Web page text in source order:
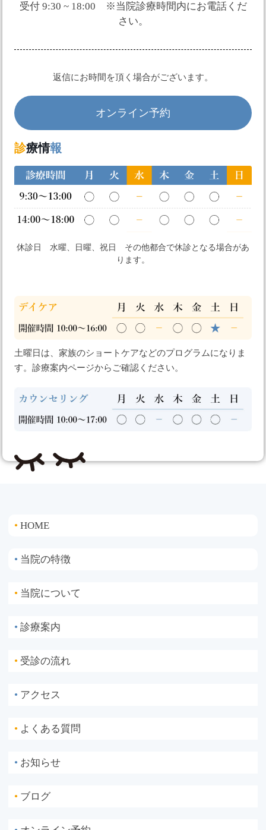
受付 9:30 ~ 18:00 ※当院診療時間内にお電話くだ
さい。
返信にお時間を頂く場合がございます。
オンライン予約
診療情報
休診日 水曜、日曜、祝日 その他都合で休診となる場合があ
ります。
土曜日は、家族のショートケアなどのプログラムになりま
す。診療案内ページからご確認ください。
● HOME
● 当院の特徴
● 当院について
● 診療案内
● 受診の流れ
● アクセス
● よくある質問
● お知らせ
● ブログ